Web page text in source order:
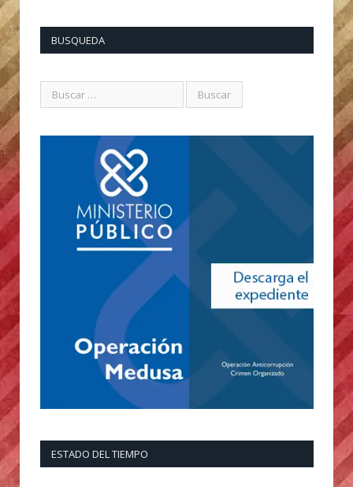
BUSQUEDA
ESTADO DEL TIEMPO